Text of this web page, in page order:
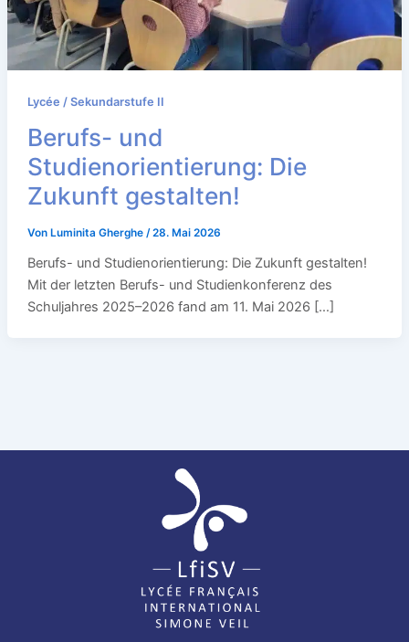
Lycée / Sekundarstufe II
Berufs- und
Studienorientierung: Die
Zukunft gestalten!
Von Luminita Gherghe /28. Mai 2026
Berufs- und Studienorientierung: Die Zukunft gestalten!
Mit der letzten Berufs- und Studienkonferenz des
Schuljahres 2025–2026 fand am 11. Mai 2026 […]